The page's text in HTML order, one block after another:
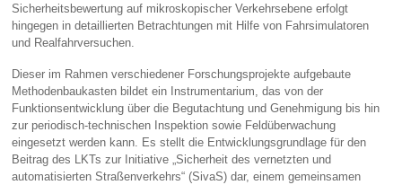
Sicherheitsbewertung auf mikroskopischer Verkehrsebene erfolgt
hingegen in detaillierten Betrachtungen mit Hilfe von Fahrsimulatoren
und Realfahrversuchen.
Dieser im Rahmen verschiedener Forschungsprojekte aufgebaute
Methodenbaukasten bildet ein Instrumentarium, das von der
Funktionsentwicklung über die Begutachtung und Genehmigung bis hin
zur periodisch-technischen Inspektion sowie Feldüberwachung
eingesetzt werden kann. Es stellt die Entwicklungsgrundlage für den
Beitrag des LKTs zur Initiative „Sicherheit des vernetzten und
automatisierten Straßenverkehrs“ (SivaS) dar, einem gemeinsamen